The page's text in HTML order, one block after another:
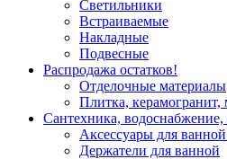
Светильники
Встраиваемые
Накладные
Подвесные
Распродажа остатков!
Отделочные материалы
Плитка, керамогранит,
Сантехника, водоснабжение,
Аксессуары для
Держатели для ванной